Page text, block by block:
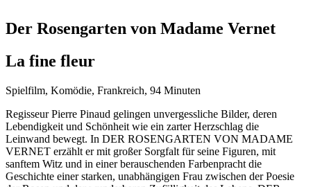
Der Rosengarten von Madame Vernet
La fine fleur
Spielfilm, Komödie, Frankreich, 94 Minuten
Regisseur Pierre Pinaud gelingen unvergessliche Bilder, deren
Lebendigkeit und Schönheit wie ein zarter Herzschlag die
Leinwand bewegt. In DER ROSENGARTEN VON MADAME
VERNET erzählt er mit großer Sorgfalt für seine Figuren, mit
sanftem Witz und in einer berauschenden Farbenpracht die
Geschichte einer starken, unabhängigen Frau zwischen der Poesie